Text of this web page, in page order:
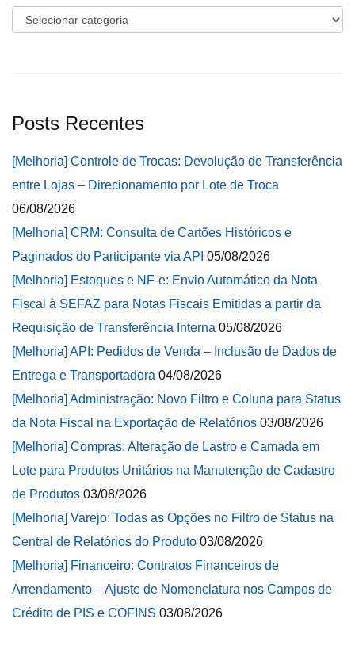
Categorias
Posts Recentes
[Melhoria] Controle de Trocas: Devolução de Transferência
entre Lojas – Direcionamento por Lote de Troca
06/08/2026
[Melhoria] CRM: Consulta de Cartões Históricos e
Paginados do Participante via API 05/08/2026
[Melhoria] Estoques e NF-e: Envio Automático da Nota
Fiscal à SEFAZ para Notas Fiscais Emitidas a partir da
Requisição de Transferência Interna 05/08/2026
[Melhoria] API: Pedidos de Venda – Inclusão de Dados de
Entrega e Transportadora 04/08/2026
[Melhoria] Administração: Novo Filtro e Coluna para Status
da Nota Fiscal na Exportação de Relatórios 03/08/2026
[Melhoria] Compras: Alteração de Lastro e Camada em
Lote para Produtos Unitários na Manutenção de Cadastro
de Produtos 03/08/2026
[Melhoria] Varejo: Todas as Opções no Filtro de Status na
Central de Relatórios do Produto 03/08/2026
[Melhoria] Financeiro: Contratos Financeiros de
Arrendamento – Ajuste de Nomenclatura nos Campos de
Crédito de PIS e COFINS 03/08/2026